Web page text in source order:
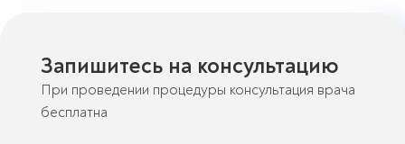
Запишитесь на консультацию
При проведении процедуры консультация врача
бесплатна